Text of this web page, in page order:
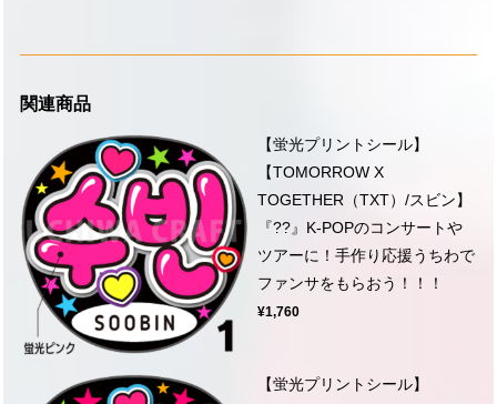
関連商品
【蛍光プリントシール】
【TOMORROW X
TOGETHER（TXT）/スビン】
『??』K-POPのコンサートや
ツアーに！手作り応援うちわで
ファンサをもらおう！！！
¥1,760
【蛍光プリントシール】